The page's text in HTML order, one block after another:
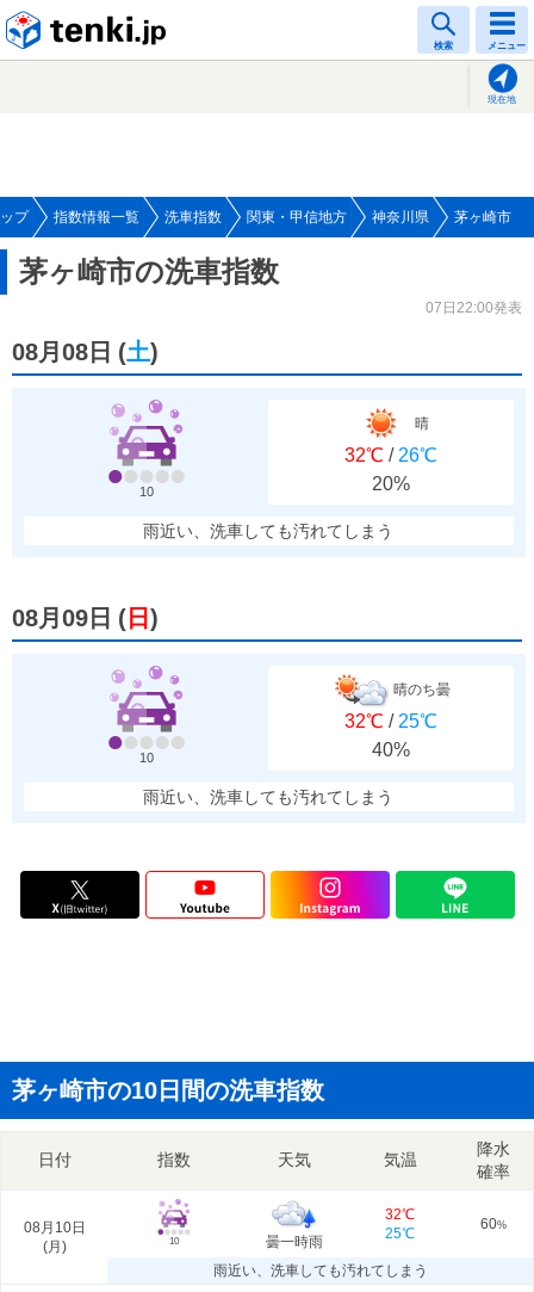
検索 メニュー
現在地
プ 指数情報一覧 洗車指数 関東・甲信地方 神奈川県 茅ヶ崎市
茅ヶ崎市の洗車指数
07日22:00発表
08月08日 (土)
10
晴
32℃ / 26℃
20%
雨近い、洗車しても汚れてしまう
08月09日 ( 日 )
10
晴のち曇
32℃ / 25℃
40%
雨近い、洗車しても汚れてしまう
茅ヶ崎市の10日間の洗車指数
日付 指数 天気 気温
降水
確率
08月10日
(月 ) 10 曇一時雨
32℃
25℃
60%
雨近い、洗車しても汚れてしまう